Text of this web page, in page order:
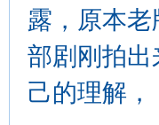
露，原本
部剧刚拍
己的理解